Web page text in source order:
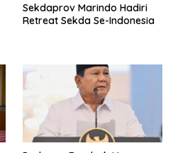
Sekdaprov Marindo Hadiri
Retreat Sekda Se-Indonesia